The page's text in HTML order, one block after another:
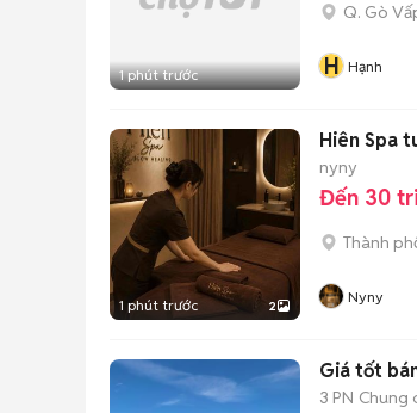
1 phút trước
Q. Gò
H Hạnh
1 phút trước 2
Hiên Spa
nyny
Đến 30
Thành
Nyny
Giá tốt
3 PN Chung